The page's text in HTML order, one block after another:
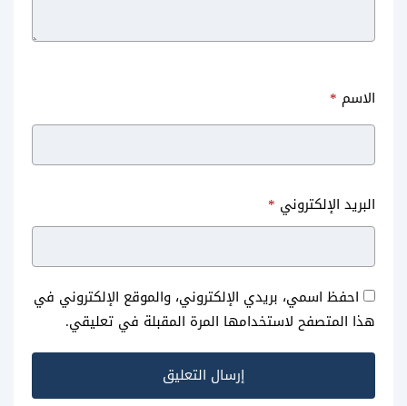
الاسم *
البريد الإلكتروني *
احفظ اسمي، بريدي الإلكتروني، والموقع الإلكتروني في
هذا المتصفح لاستخدامها المرة المقبلة في تعليقي.